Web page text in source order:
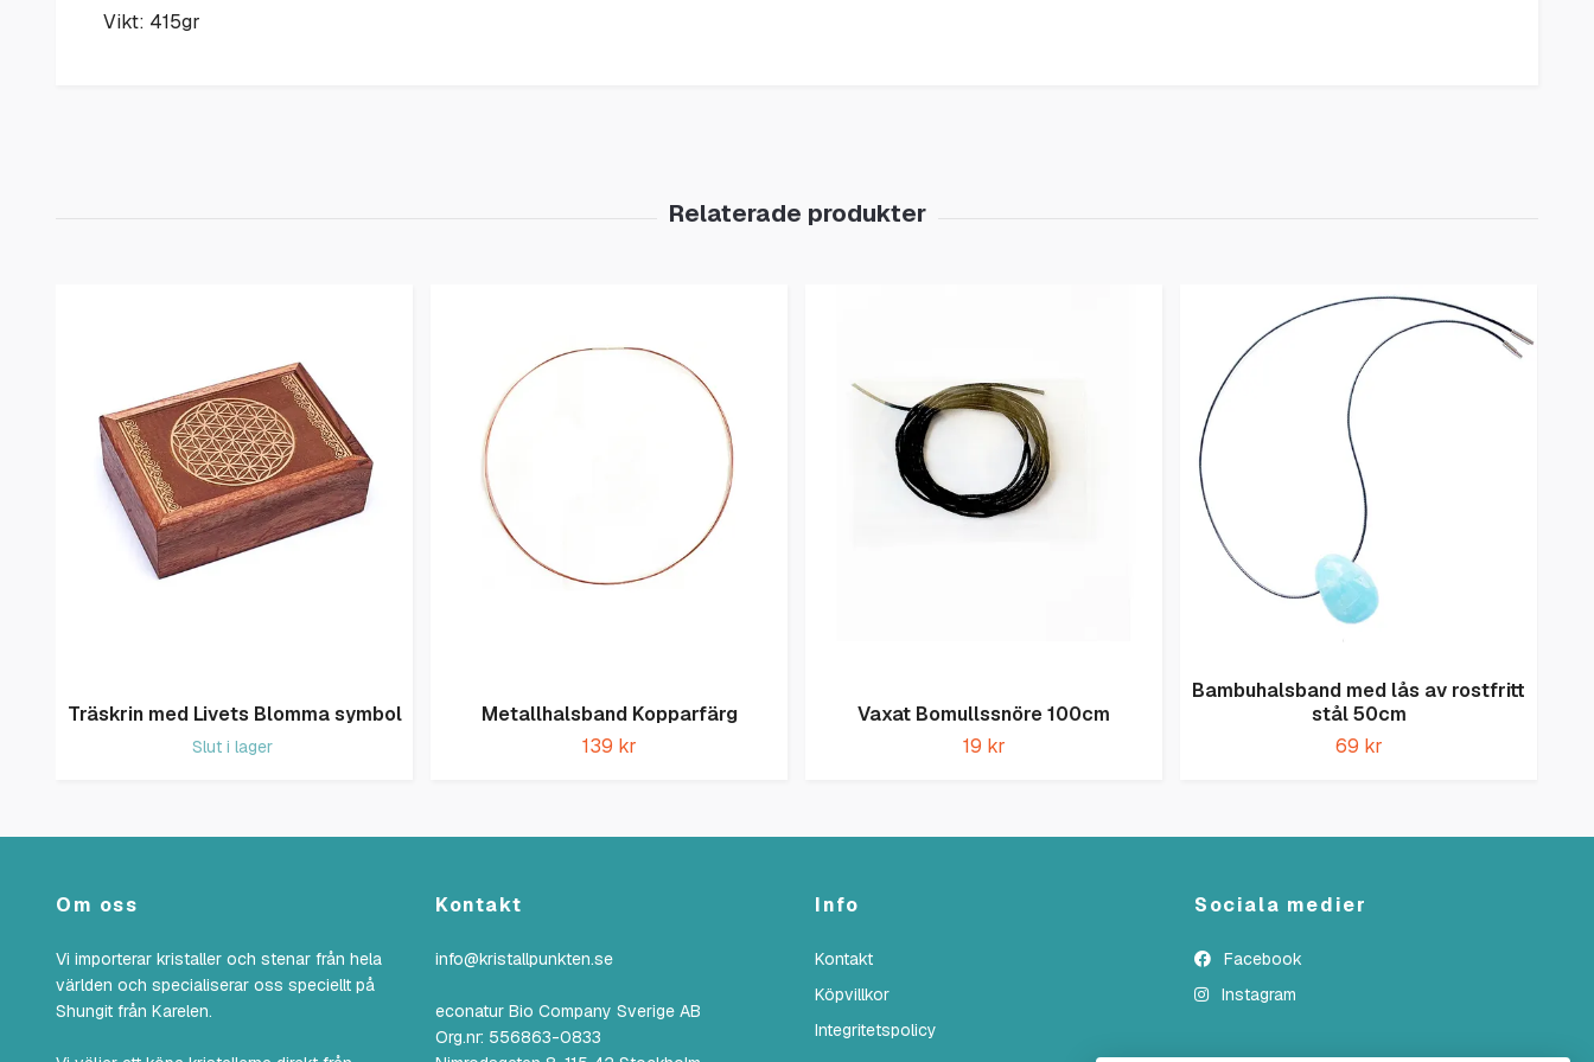
Vikt: 415gr
Träskrin med Livets Blomma symbol
Slut i lager
Metallhalsband Kopparfärg
139 kr
Vaxat Bomullssnöre 100cm
19 kr
Bambuhalsband med lås av rostfritt
stål 50cm
69 kr
Om oss
Vi importerar kristaller och stenar från hela
världen och specialiserar oss speciellt på
Shungit från Karelen.
Kontakt
info@kristallpunkten.se
econatur Bio Company Sverige AB
Org.nr: 556863-0833
Info
Kontakt
Köpvillkor
Integritetspolicy
Sociala medier
Facebook
Instagram